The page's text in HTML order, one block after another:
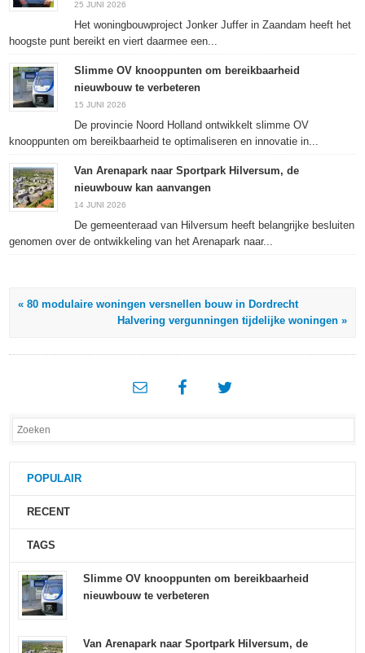
25 JUNI 2026
Het woningbouwproject Jonker Juffer in Zaandam heeft het
hoogste punt bereikt en viert daarmee een...
Slimme OV knooppunten om bereikbaarheid
nieuwbouw te verbeteren
15 JUNI 2026
De provincie Noord Holland ontwikkelt slimme OV
knooppunten om bereikbaarheid te optimaliseren en innovatie in...
Van Arenapark naar Sportpark Hilversum, de
nieuwbouw kan aanvangen
14 JUNI 2026
De gemeenteraad van Hilversum heeft belangrijke besluiten
genomen over de ontwikkeling van het Arenapark naar...
« 80 modulaire woningen versnellen bouw in Dordrecht
Halvering vergunningen tijdelijke woningen »
POPULAIR
RECENT
TAGS
Slimme OV knooppunten om bereikbaarheid
nieuwbouw te verbeteren
Van Arenapark naar Sportpark Hilversum, de